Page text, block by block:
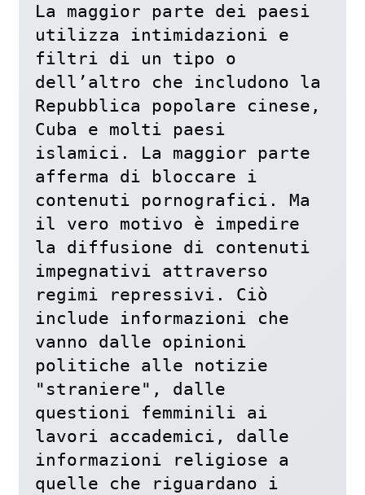
La maggior parte dei paesi
utilizza intimidazioni e
filtri di un tipo o
dell’altro che includono la
Repubblica popolare cinese,
Cuba e molti paesi
islamici. La maggior parte
afferma di bloccare i
contenuti pornografici. Ma
il vero motivo è impedire
la diffusione di contenuti
impegnativi attraverso
regimi repressivi. Ciò
include informazioni che
vanno dalle opinioni
politiche alle notizie
"straniere", dalle
questioni femminili ai
lavori accademici, dalle
informazioni religiose a
quelle che riguardano i